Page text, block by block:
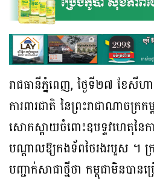
រាជធានីភ្នំពេញ, ថ្ងៃទី២៧ ខែសី
ការពារជាតិ នៃព្រះរាជាណាចក្រ
សោកស្តាយចំពោះឧបទ្ទវហេតុនៃក
បណ្តាលឱ្យកងទ័ពថៃរងរបួស ។
បញ្ជាក់សាជាថ្មីថា កម្ពុជាមិនបា